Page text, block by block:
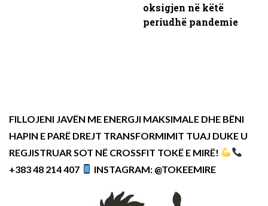
oksigjen në këtë
periudhë pandemie
FILLOJENI JAVËN ME ENERGJI MAKSIMALE DHE BËNI
HAPIN E PARË DREJT TRANSFORMIMIT TUAJ DUKE U
REGJISTRUAR SOT NË CROSSFIT TOKË E MIRË!
+383 48 214 407
INSTAGRAM: @TOKEEMIRE